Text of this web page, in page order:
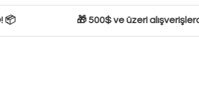
🎁 500$ ve üzeri